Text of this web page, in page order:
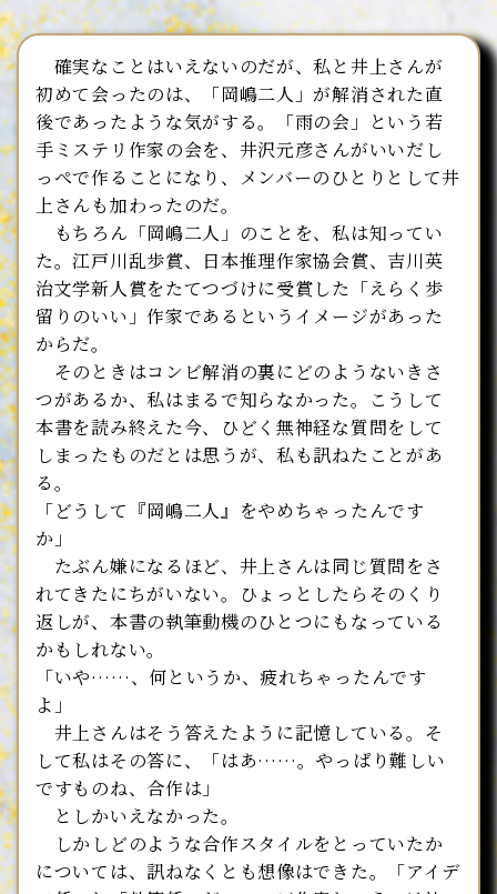
確実なことはいえないのだが、私と井上さんが
初めて会ったのは、「岡嶋二人」が解消された直
後であったような気がする。「雨の会」という若
手ミステリ作家の会を、井沢元彦さんがいいだし
っぺで作ることになり、メンバーのひとりとして井
上さんも加わったのだ。
もちろん「岡嶋二人」のことを、私は知ってい
た。江戸川乱歩賞、日本推理作家協会賞、吉川英
治文学新人賞をたてつづけに受賞した「えらく歩
留りのいい」作家であるというイメージがあった
からだ。
そのときはコンビ解消の裏にどのようないきさ
つがあるか、私はまるで知らなかった。こうして
本書を読み終えた今、ひどく無神経な質問をして
しまったものだとは思うが、私も訊ねたことがあ
る。
「どうして『岡嶋二人』をやめちゃったんです
か」
たぶん嫌になるほど、井上さんは同じ質問をさ
れてきたにちがいない。ひょっとしたらそのくり
返しが、本書の執筆動機のひとつにもなっている
かもしれない。
「いや……、何というか、疲れちゃったんです
よ」
井上さんはそう答えたように記憶している。そ
して私はその答に、「はあ……。やっぱり難しい
ですものね、合作は」
としかいえなかった。
しかしどのような合作スタイルをとっていたか
については、訊ねなくとも想像はできた。「アイデ